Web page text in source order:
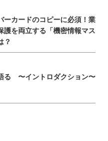
ーカードのコピーに必須！業
護を両立する「機密情報マス
？
る 〜イントロダクション〜